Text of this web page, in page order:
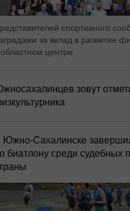
спортивного
за вклад в развитие
центре
зовут
Южно-Сахалинске
биатлону среди судебных